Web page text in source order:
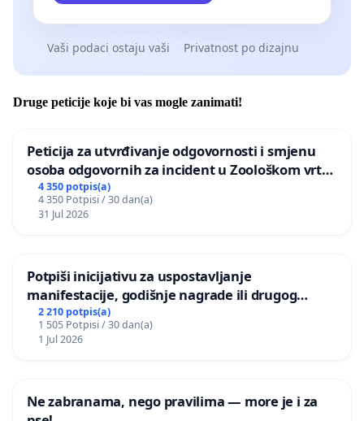
Vaši podaci ostaju vaši Privatnost po dizajnu
Druge peticije koje bi vas mogle zanimati!
Peticija za utvrđivanje odgovornosti i smjenu
osoba odgovornih za incident u Zoološkom vrtu
Grada Zagreba
4 350 potpis(a)
4 350 Potpisi / 30 dan(a)
31 Jul 2026
Potpiši inicijativu za uspostavljanje
manifestacije, godišnje nagrade ili drugog
javnog događaja „Edin Avdić“ u Sarajevu
2 210 potpis(a)
1 505 Potpisi / 30 dan(a)
1 Jul 2026
Ne zabranama, nego pravilima — more je i za